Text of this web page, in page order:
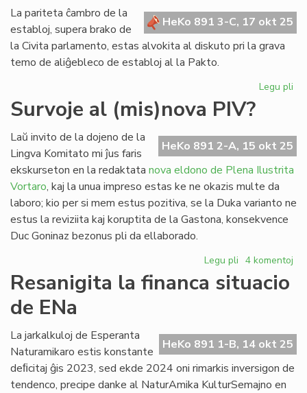
la
HeKo 891 3-C, 17 okt 25
La pariteta ĉambro de la
establoj, supera brako de
la Civita parlamento, estas alvokita al diskuto pri la grava
temo de aliĝebleco de establoj al la Pakto.
Legu pli
de
Survoje al (mis)nova PIV?
HeKo 891 2-A, 15 okt 25
Laŭ invito de la dojeno de la
Lingva Komitato mi ĵus faris
ekskurseton en la redaktata nova eldono de Plena Ilustrita
Vortaro, kaj la unua impreso estas ke ne okazis multe da
laboro; kio per si mem estus pozitiva, se la Duka varianto ne
estus la reviziita kaj koruptita de la Gastona, konsekvence
Duc Goninaz bezonus pli da ellaborado.
Legu pli pri
al
4 komentoj
Resanigita la financa situacio
de ENa
HeKo 891 1-B, 14 okt 25
La jarkalkuloj de Esperanta
Naturamikaro estis konstante
deﬁcitaj ĝis 2023, sed ekde 2024 oni rimarkis inversigon de
tendenco, precipe danke al NaturAmika KulturSemajno en